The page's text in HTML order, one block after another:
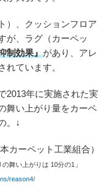
）、クッションフロア
が、ラグ（カーペッ
制効果』があり、アレ
れています。
2013年に実施された実
舞い上がり量をカーペ
。↓
舞い上がりは 10分の1」
reason4/